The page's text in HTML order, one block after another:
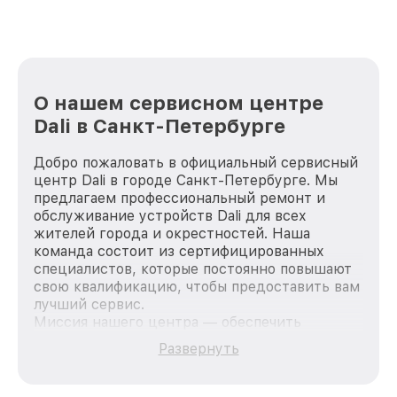
О нашем сервисном центре
Dali в Санкт-Петербурге
Добро пожаловать в официальный сервисный
центр Dali в городе Санкт-Петербурге. Мы
предлагаем профессиональный ремонт и
обслуживание устройств Dali для всех
жителей города и окрестностей. Наша
команда состоит из сертифицированных
специалистов, которые постоянно повышают
свою квалификацию, чтобы предоставить вам
лучший сервис.
Миссия нашего центра — обеспечить
качественный и доступный ремонт для
каждого пользователя продукции Dali, вне
Развернуть